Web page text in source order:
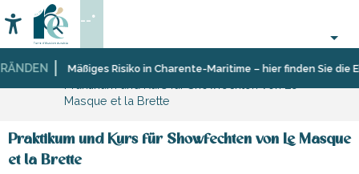
au
contenu
principal
Mäßiges Risiko in Charente-Maritime – hier finden Sie die
Accessibilité
Suche
--°
Startseite
Organisieren
Aktivitäten
Freizeit
Masque et la Brette
Praktikum und Kurs für Showfechten von Le Masque
et la Brette